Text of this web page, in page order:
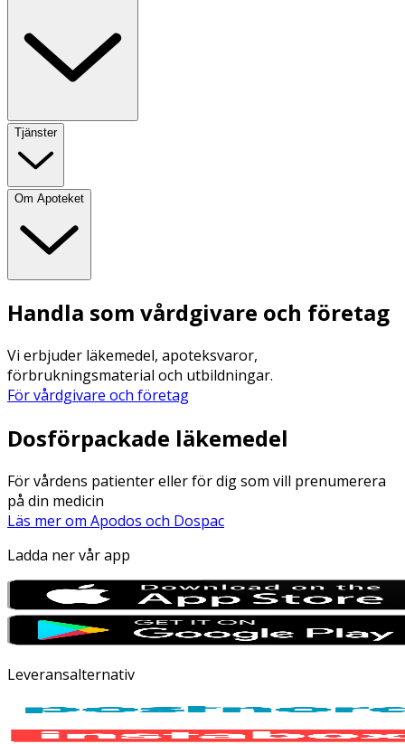
Tjänster
Om Apoteket
Handla som vårdgivare och företag
Vi erbjuder läkemedel, apoteksvaror,
förbrukningsmaterial och utbildningar.
För vårdgivare och företag
Dosförpackade läkemedel
För vårdens patienter eller för dig som vill prenumerera
på din medicin
Läs mer om Apodos och Dospac
Ladda ner vår app
Leveransalternativ